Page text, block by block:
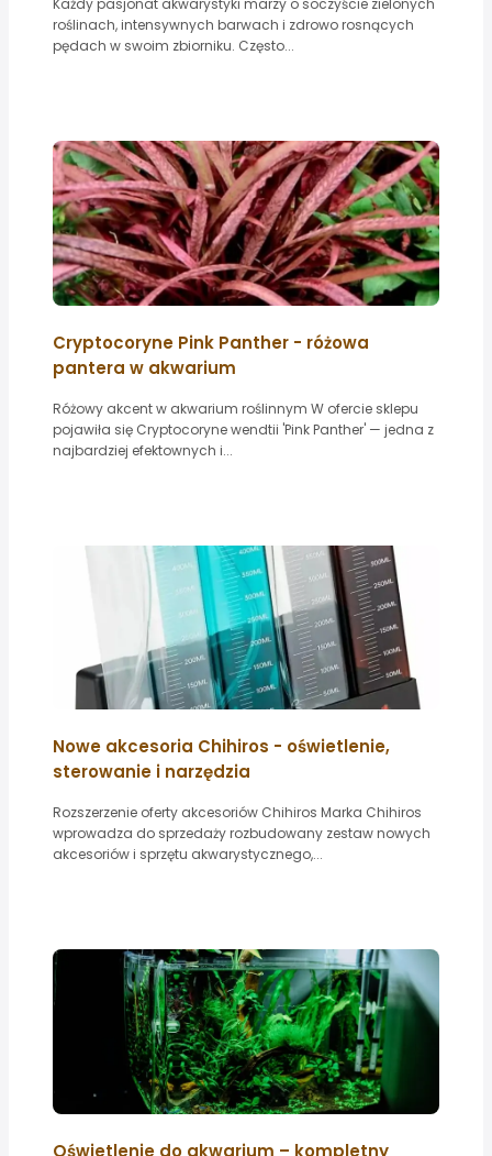
Każdy pasjonat akwarystyki marzy o soczyście zielonych
roślinach, intensywnych barwach i zdrowo rosnących
pędach w swoim zbiorniku. Często...
Cryptocoryne Pink Panther - różowa
pantera w akwarium
Różowy akcent w akwarium roślinnym W ofercie sklepu
pojawiła się Cryptocoryne wendtii 'Pink Panther' — jedna z
najbardziej efektownych i...
Nowe akcesoria Chihiros - oświetlenie,
sterowanie i narzędzia
Rozszerzenie oferty akcesoriów Chihiros Marka Chihiros
wprowadza do sprzedaży rozbudowany zestaw nowych
akcesoriów i sprzętu akwarystycznego,...
Oświetlenie do akwarium – kompletny